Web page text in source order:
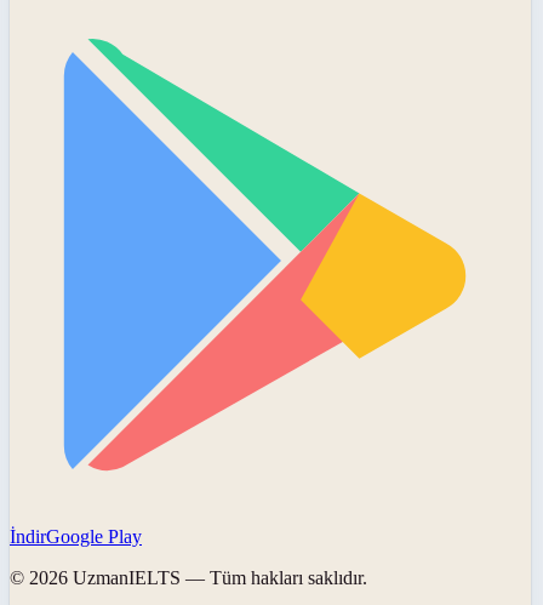
İndirGoogle Play
© 2026 UzmanIELTS — Tüm hakları saklıdır.